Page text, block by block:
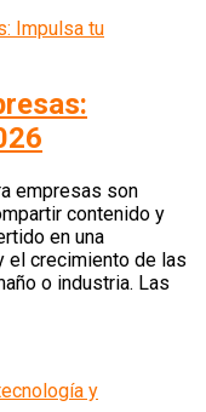
empresas son
contenido y
en una
el crecimiento de las
o industria. Las